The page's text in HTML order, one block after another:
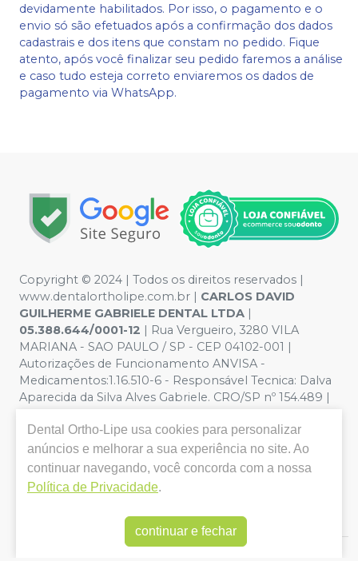
devidamente habilitados. Por isso, o pagamento e o
envio só são efetuados após a confirmação dos dados
cadastrais e dos itens que constam no pedido. Fique
atento, após você finalizar seu pedido faremos a análise
e caso tudo esteja correto enviaremos os dados de
pagamento via WhatsApp.
Copyright © 2024 | Todos os direitos reservados |
www.dentalortholipe.com.br | CARLOS DAVID
GUILHERME GABRIELE DENTAL LTDA |
05.388.644/0001-12 | Rua Vergueiro, 3280 VILA
MARIANA - SAO PAULO / SP - CEP 04102-001 |
Autorizações de Funcionamento ANVISA -
Medicamentos:1.16.510-6 - Responsável Tecnica: Dalva
Aparecida da Silva Alves Gabriele. CRO/SP nº 154.489 |
ilustrativas - Os preços e condições da loja virtual estão
sujeitos a alterações. Em caso de divergência de preços
no site, o valor válido é o do Carrinho de Compra. Não
vendemos por atacado, por isso nos reservamos o
direito de não atender compras de grandes volumes
Dental Ortho-Lipe usa cookies para personalizar
anúncios e melhorar a sua experiência no site. Ao
continuar navegando, você concorda com a nossa
Política de Privacidade.
continuar e fechar